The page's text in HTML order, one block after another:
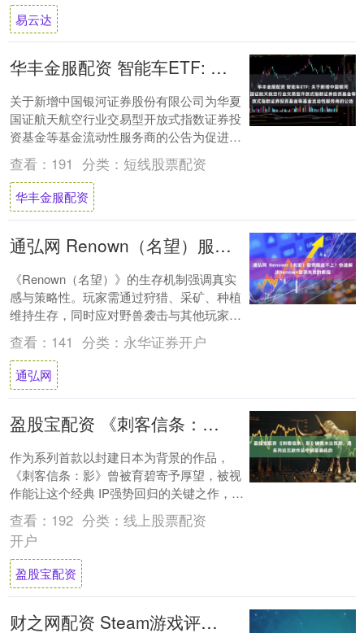
易云达
华丰金服配资 智能车ETF: 关于新增中国银河证券股份有限公司为华夏国证航天航空行业交易型开放式指数证券投资基金等基金流动性服务商的公告
关于新增中国银河证券股份有限公司为华夏
国证航天航空行业交易型开放式指数证券投
资基金等基金流动性服务商的公告为促进华
夏国证航天航空行业交易型开放式指数证券
投资基金....
查看： 191 分类： 短线股票配资
华丰金服配资
通弘网 Renown（名望）服务器连不上？快速解决Renown登录失败的教程
《Renown（名望）》的生存机制强调真实
感与策略性。玩家需通过狩猎、采矿、种植
维持生存，同时应对野兽袭击与其他玩家的
掠夺。建造系统支持从简陋木屋到依山而建
的军....
查看： 141 分类： 永华证券开户
通弘网
盈股宝配资 《刺客信条：影》销售未达预期，是系列近五款作品中销量最低的
作为系列首款以封建日本为背景的作品，
《刺客信条：影》曾被育碧寄予厚望，被视
作能让这个经典 IP强势回归的关键之作，毕
竟“日本刺客”的设定早已是全球玩家多年的
一种....
查看： 192 分类： 线上股票配资
开户
盈股宝配资
财之网配资 Steam游戏评测 No.853《逃生：试炼》